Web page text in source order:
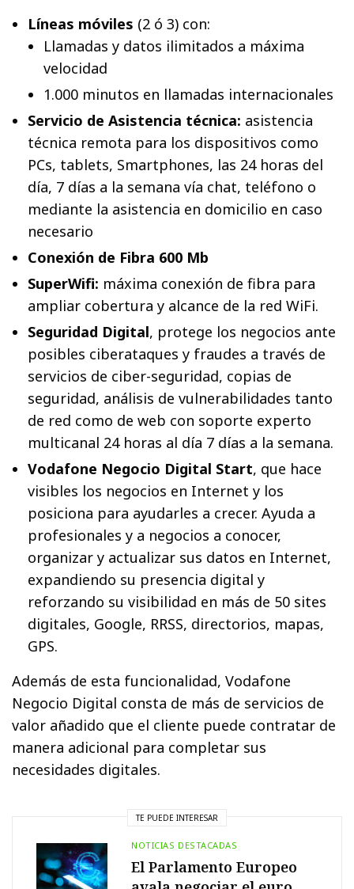
Líneas móviles (2 ó 3) con:
Llamadas y datos ilimitados a máxima
velocidad
1.000 minutos en llamadas internacionales
Servicio de Asistencia técnica: asistencia
técnica remota para los dispositivos como
PCs, tablets, Smartphones, las 24 horas del
día, 7 días a la semana vía chat, teléfono o
mediante la asistencia en domicilio en caso
necesario
Conexión de Fibra 600 Mb
SuperWifi: máxima conexión de fibra para
ampliar cobertura y alcance de la red WiFi.
Seguridad Digital, protege los negocios ante
posibles ciberataques y fraudes a través de
servicios de ciber-seguridad, copias de
seguridad, análisis de vulnerabilidades tanto
de red como de web con soporte experto
multicanal 24 horas al día 7 días a la semana.
Vodafone Negocio Digital Start, que hace
visibles los negocios en Internet y los
posiciona para ayudarles a crecer. Ayuda a
profesionales y a negocios a conocer,
organizar y actualizar sus datos en Internet,
expandiendo su presencia digital y
reforzando su visibilidad en más de 50 sites
digitales, Google, RRSS, directorios, mapas,
GPS.
Además de esta funcionalidad, Vodafone
Negocio Digital consta de más de servicios de
valor añadido que el cliente puede contratar de
manera adicional para completar sus
necesidades digitales.
TE PUEDE INTERESAR
NOTICIAS DESTACADAS
El Parlamento Europeo